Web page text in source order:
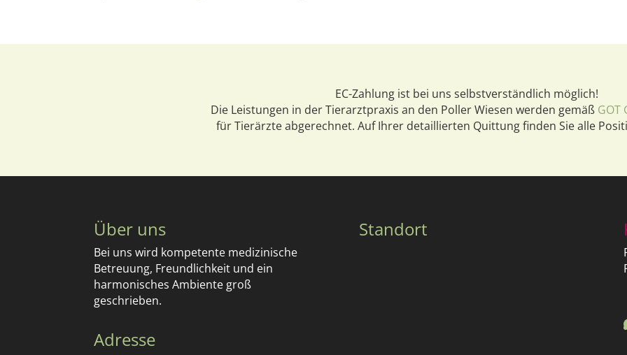
EC-Zahlung ist bei uns selbstverständlich möglich!
Die Leistungen in der Tierarztpraxis an den Poller Wiesen werden gemäßGOT
fürTierärzte abgerechnet. Auf Ihrer detaillierten Quittung finden Sie alle
Über uns
Bei uns wird kompetente medizinische
Betreuung, Freundlichkeit und ein
harmonisches Ambiente groß
geschrieben.
Adresse
Standort